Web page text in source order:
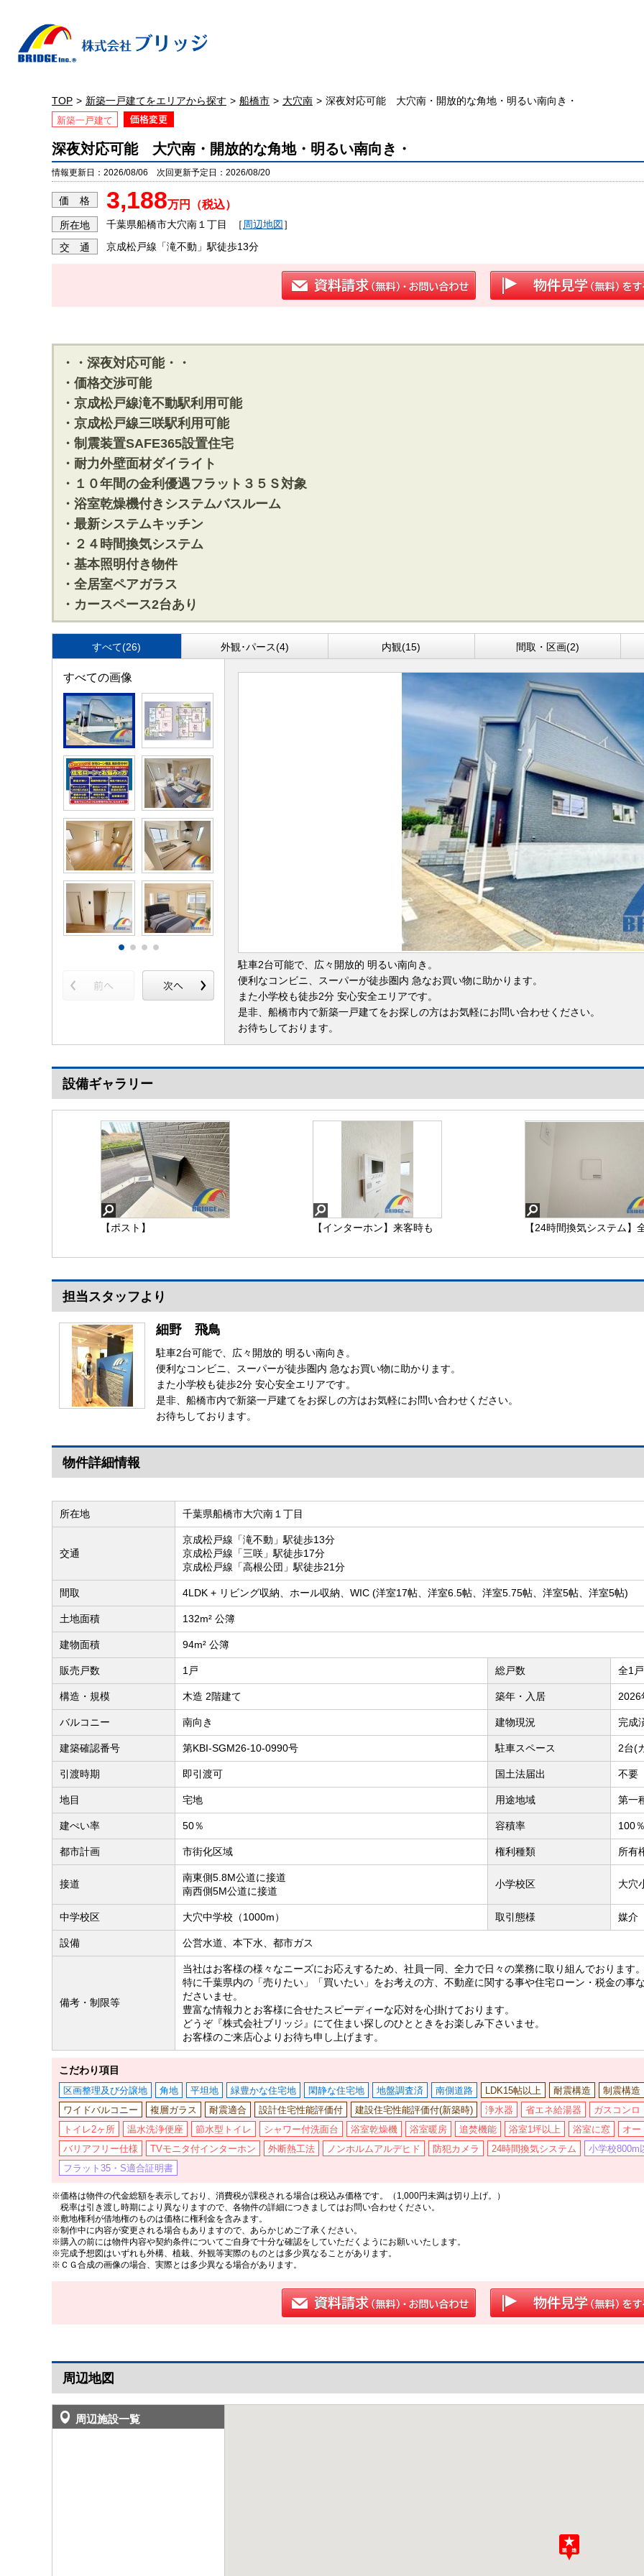
TOP 新築一戸建てをエリアから探す 船橋市 大穴南 深夜対応可能 大穴南・開放的な角地・明るい南向き・
新築一戸建て
深夜対応可能 大穴南・開放的な角地・明るい南向き・
情報更新日：2026/08/06 次回更新予定日：2026/08/20
価 格 3,188万円（税込）
所在地 千葉県船橋市大穴南１丁目 ［ 周辺地図］
交 通 京成松戸線「滝不動」駅徒歩13分
・・深夜対応可能・・
・価格交渉可能
・京成松戸線滝不動駅利用可能
・京成松戸線三咲駅利用可能
・制震装置SAFE365設置住宅
・耐力外壁面材ダイライト
・１０年間の金利優遇フラット３５Ｓ対象
・浴室乾燥機付きシステムバスルーム
・最新システムキッチン
・２４時間換気システム
・基本照明付き物件
・全居室ペアガラス
・カースペース2台あり
すべて(26) 外観･パース(4) 内観(15) 間取・区画(2)
すべての画像
駐車2台可能で、広々開放的 明るい南向き。
便利なコンビニ、スーパーが徒歩圏内 急なお買い物に助かります。
また小学校も徒歩2分 安心安全エリアです。
是非、船橋市内で新築一戸建てをお探しの方はお気軽にお問い合わせください。
お待ちしております。
設備ギャラリー
【ポスト】
【インターホン】来客時も
付きインターホン
【24時間換気システム】
入れ替えもバッチリ
担当スタッフより
細野 飛鳥
駐車2台可能で、広々開放的 明るい南向き。
便利なコンビニ、スーパーが徒歩圏内 急なお買い物に助かります。
また小学校も徒歩2分 安心安全エリアです。
是非、船橋市内で新築一戸建てをお探しの方はお気軽にお問い合わせください。
お待ちしております。
物件詳細情報
所在地 千葉県船橋市大穴南１丁目
交通
京成松戸線「滝不動」駅徒歩13分
京成松戸線「三咲」駅徒歩17分
京成松戸線「高根公団」駅徒歩21分
間取 4LDK + リビング収納、ホール収納、WIC (洋室17帖、洋室6.5帖、洋室5.75帖、洋室5帖、洋室5帖)
土地面積 132m² 公簿
建物面積 94m² 公簿
販売戸数 1戸 総戸数 全1戸
構造・規模 木造 2階建て 築年・入居 2026
バルコニー 南向き 建物現況 完成
建築確認番号 第KBI-SGM26-10-0990号 駐車スペース 2台(
引渡時期 即引渡可 国土法届出 不要
地目 宅地 用途地域 第一
建ぺい率 50％ 容積率 100
都市計画 市街化区域 権利種類 所有
接道
南東側5.8M公道に接道
南西側5M公道に接道
小学校区 大穴
中学校区 大穴中学校（1000m） 取引態様 媒介
設備 公営水道、本下水、都市ガス
備考・制限等
当社はお客様の様々なニーズにお応えするため、社員一同、全力で日々の業務に取り組んでおります
特に千葉県内の「売りたい」「買いたい」をお考えの方、不動産に関する事や住宅ローン・税金の事
ださいませ。
豊富な情報力とお客様に合せたスピーディーな応対を心掛けております。
どうぞ『株式会社ブリッジ』にて住まい探しのひとときをお楽しみ下さいませ。
お客様のご来店心よりお待ち申し上げます。
こだわり項目
区画整理及び分譲地 角地 平坦地 緑豊かな住宅地 閑静な住宅地 地盤調査済 南側道路 LDK15帖以上 耐震構造
制震構造
ワイドバルコニー
複層ガラス 耐震適合 設計住宅性能評価付 建設住宅性能評価付(新築時) 浄水器 省エネ給湯器
ガスコンロ
トイレ2ヶ所
温水洗浄便座 節水型トイレ シャワー付洗面台 浴室乾燥機 浴室暖房 追焚機能 浴室1坪以上 浴室に窓
オー
バリアフリー仕様
TVモニタ付インターホン 外断熱工法 ノンホルムアルデヒド 防犯カメラ 24時間換気システム
小学校800m
フラット35・S適合証明書
※価格は物件の代金総額を表示しており、消費税が課税される場合は税込み価格です。（1,000円未満は切り上げ。）
税率は引き渡し時期により異なりますので、各物件の詳細につきましてはお問い合わせください。
※敷地権利が借地権のものは価格に権利金を含みます。
※制作中に内容が変更される場合もありますので、あらかじめご了承ください。
※購入の前には物件内容や契約条件についてご自身で十分な確認をしていただくようにお願いいたします。
※完成予想図はいずれも外構、植栽、外観等実際のものとは多少異なることがあります。
※ＣＧ合成の画像の場合、実際とは多少異なる場合があります。
周辺地図
周辺施設一覧